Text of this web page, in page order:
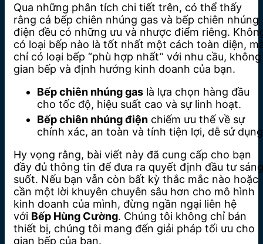
Qua những phân tích chi tiết trên, có thể thấy
rằng cả bếp chiên nhúng gas và bếp chiên nhúng
điện đều có những ưu và nhược điểm riêng.
có loại bếp nào là tốt nhất một cách toàn diện,
chỉ có loại bếp “phù hợp nhất” với nhu cầu, không
gian bếp và định hướng kinh doanh của bạn.
Bếp chiên nhúng gas là lựa chọn hàng đầu
cho tốc độ, hiệu suất cao và sự linh hoạt.
Bếp chiên nhúng điện chiếm ưu thế về sự
chính xác, an toàn và tính tiện lợi, dễ sử
Hy vọng rằng, bài viết này đã cung cấp cho bạn
đầy đủ thông tin để đưa ra quyết định đầu tư sáng
suốt. Nếu bạn vẫn còn bất kỳ thắc mắc nào hoặc
cần một lời khuyên chuyên sâu hơn cho mô hình
kinh doanh của mình, đừng ngần ngại liên hệ
với Bếp Hùng Cường. Chúng tôi không chỉ bán
thiết bị, chúng tôi mang đến giải pháp tối ưu cho
gian bếp của bạn.